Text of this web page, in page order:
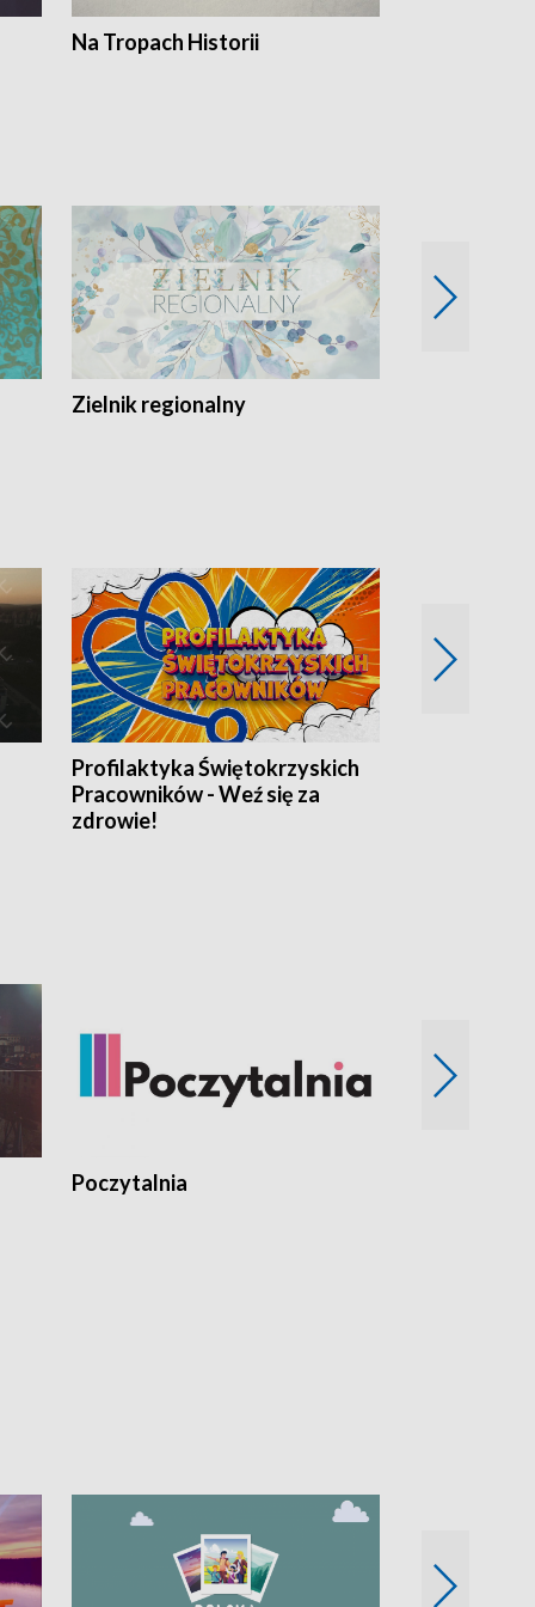
Na Tropach Historii
Zielnik regionalny
Profilaktyka Świętokrzyskich
Pracowników - Weź się za
zdrowie!
Poczytalnia